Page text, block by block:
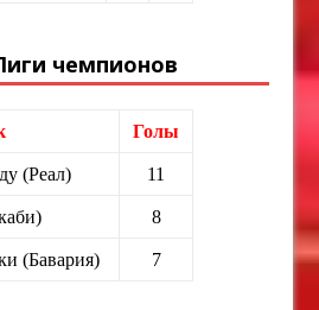
чемпионов
Голы
(Реал) 11
8
(Бавария) 7